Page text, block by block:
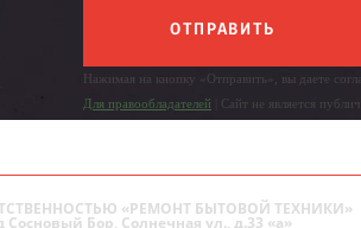
ОТПРАВИТЬ
Нажимая на кнопку «Отправить», вы даете
Для правообладателей | Сайт не является
«РЕМОНТ БЫТОВОЙ ТЕХНИКИ»
Сосновый Бор, Солнечная ул., д.33 «а»